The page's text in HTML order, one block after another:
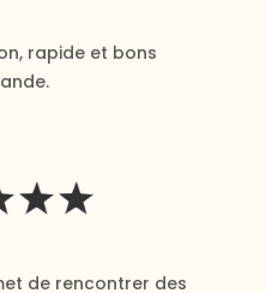
rapide et bons
de rencontrer des